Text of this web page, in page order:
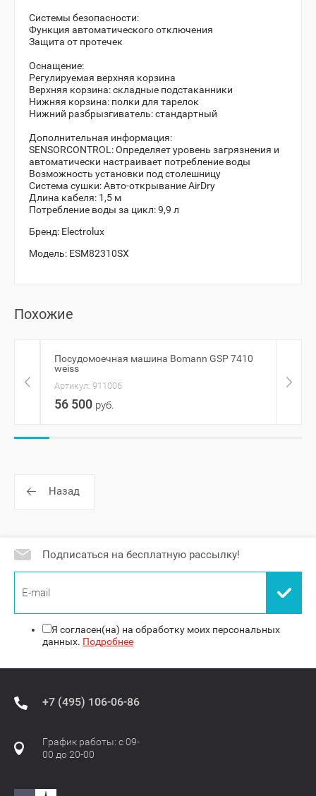
Системы безопасности:
Функция автоматического отключения
Защита от протечек
Оснащение:
Регулируемая верхняя корзина
Верхняя корзина: складные подстаканники
Нижняя корзина: полки для тарелок
Нижний разбрызгиватель: стандартный
Дополнительная информация:
SENSORCONTROL: Определяет уровень загрязнения и
автоматически настраивает потребление воды
Возможность установки под столешницу
Система сушки: Авто-открывание AirDry
Длина кабеля: 1,5 м
Потребление воды за цикл: 9,9 л
Бренд: Electrolux
Модель: ESM82310SX
Похожие
Посудомоечная машина Bomann GSP 7410
weiss
Артикул: 911006
56 500 руб.
Назад
Подписаться на бесплатную рассылку!
Я согласен(на) на обработку моих персональных
данных. Подробнее
+7 (495) 106-06-86
График работы: с 09-
00 до 20-00